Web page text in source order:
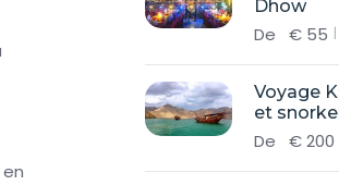
cette
et
Dhow
De € 55
Voyage
et
De €200